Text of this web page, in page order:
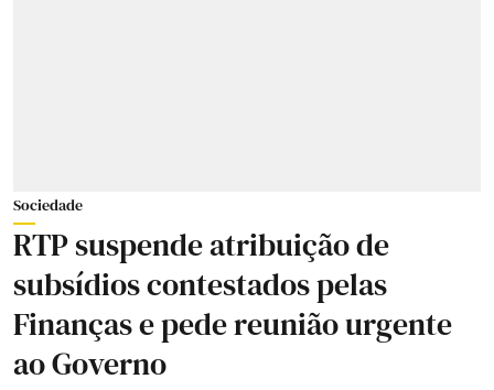
Sociedade
RTP suspende atribuição de
subsídios contestados pelas
Finanças e pede reunião urgente
ao Governo